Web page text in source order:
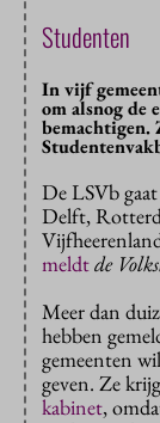
Studenten
In vijf
om alsnog de
bemachtigen.
De LSVb
Delft,
meldtde
Meer dan
hebben
gemeenten
geven. Ze
kabinet,